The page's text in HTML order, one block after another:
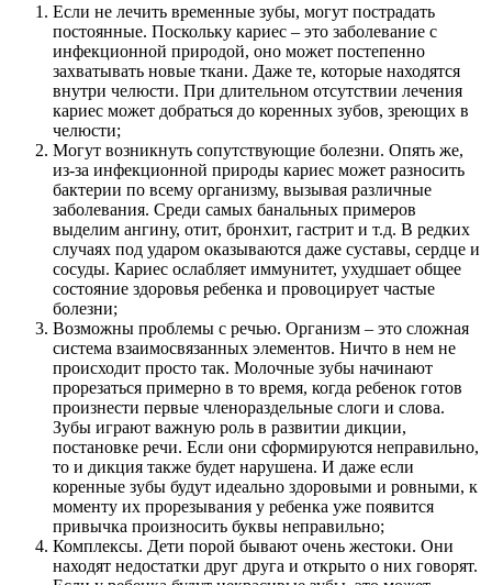
Если не лечить временные зубы, могут пострадать
постоянные. Поскольку кариес – это заболевание с
инфекционной природой, оно может постепенно
захватывать новые ткани. Даже те, которые находятся
внутри челюсти. При длительном отсутствии лечения
кариес может добраться до коренных зубов, зреющих в
челюсти;
Могут возникнуть сопутствующие болезни. Опять же,
из-за инфекционной природы кариес может разносить
бактерии по всему организму, вызывая различные
заболевания. Среди самых банальных примеров
выделим ангину, отит, бронхит, гастрит и т.д. В редких
случаях под ударом оказываются даже суставы, сердце и
сосуды. Кариес ослабляет иммунитет, ухудшает общее
состояние здоровья ребенка и провоцирует частые
болезни;
Возможны проблемы с речью. Организм – это сложная
система взаимосвязанных элементов. Ничто в нем не
происходит просто так. Молочные зубы начинают
прорезаться примерно в то время, когда ребенок готов
произнести первые членораздельные слоги и слова.
Зубы играют важную роль в развитии дикции,
постановке речи. Если они сформируются неправильно,
то и дикция также будет нарушена. И даже если
коренные зубы будут идеально здоровыми и ровными, к
моменту их прорезывания у ребенка уже появится
привычка произносить буквы неправильно;
Комплексы. Дети порой бывают очень жестоки. Они
находят недостатки друг друга и открыто о них говорят.